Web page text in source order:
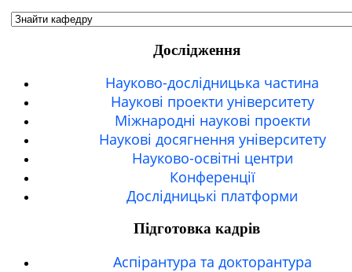
Дослідження
Науково-дослідницька частина
Наукові проекти університету
Міжнародні наукові проекти
Наукові досягнення університету
Науково-освітні центри
Конференції
Дослідницькі платформи
Підготовка кадрів
Аспірантура та докторантура